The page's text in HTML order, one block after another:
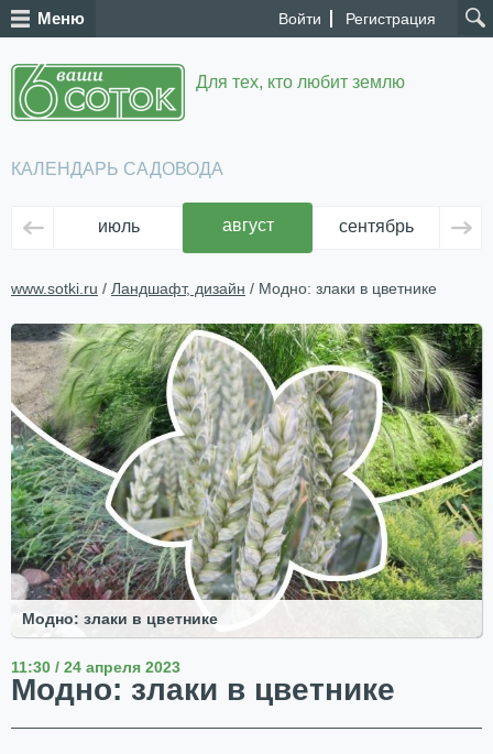
Войти Регистрация
Меню
Для тех, кто любит землю
КАЛЕНДАРЬ САДОВОДА
июль август сентябрь
www.sotki.ru / Ландшафт, дизайн / Модно: злаки в цветнике
Модно: злаки в цветнике
11:30 / 24 апреля 2023
Модно: злаки в цветнике